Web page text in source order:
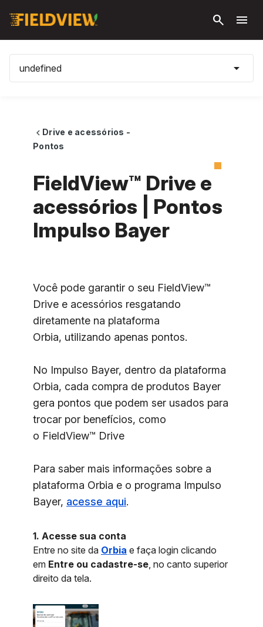
principal
search menu
undefined arrow_drop_down
chevron_leftDrive e acessórios -
Pontos
FieldView™ Drive e
acessórios | Pontos
Impulso Bayer
Você pode garantir o seu FieldView™
Drive e acessórios resgatando
diretamente na plataforma
Orbia, utilizando apenas pontos.
No Impulso Bayer, dentro da plataforma
Orbia, cada compra de produtos Bayer
gera pontos que podem ser usados para
trocar por benefícios, como
o FieldView™ Drive
Para saber mais informações sobre a
plataforma Orbia e o programa Impulso
Bayer, acesse aqui.
1. Acesse sua conta
Entre no site da Orbia e faça login clicando
em Entre ou cadastre-se, no canto superior
direito da tela.